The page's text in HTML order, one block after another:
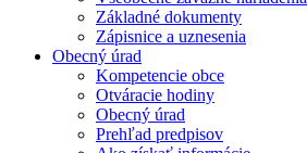
Základné dokumenty
Zápisnice a uznesenia
Obecný úrad
Kompetencie obce
Otváracie hodiny
Obecný úrad
Prehľad predpisov